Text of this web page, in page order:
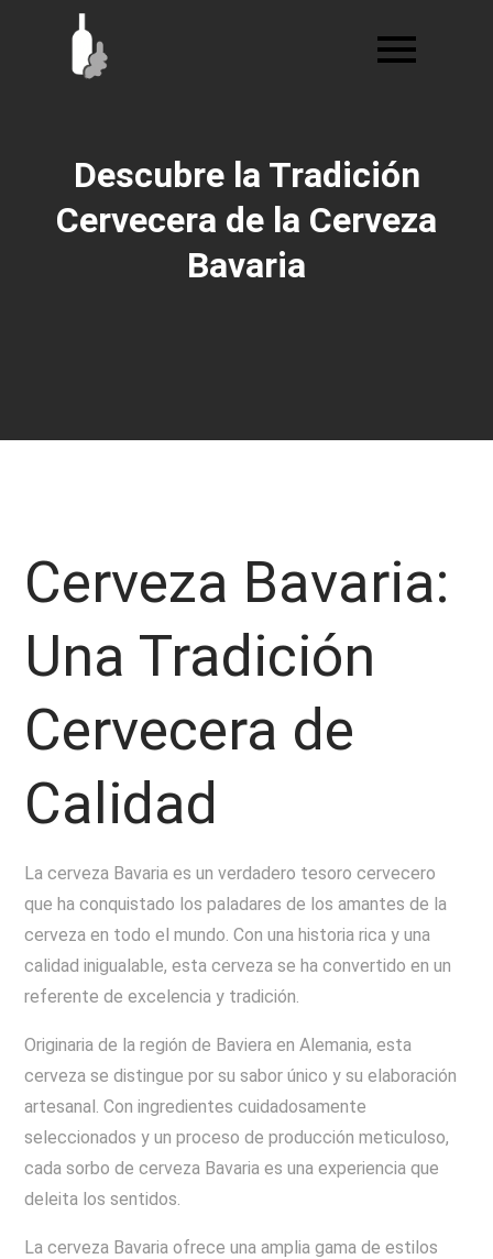
contenido
Descubre la Tradición
Cervecera de la Cerveza
Bavaria
Cerveza Bavaria:
Una Tradición
Cervecera de
Calidad
La cerveza Bavaria es un verdadero tesoro cervecero
que ha conquistado los paladares de los amantes de la
cerveza en todo el mundo. Con una historia rica y una
calidad inigualable, esta cerveza se ha convertido en un
referente de excelencia y tradición.
Originaria de la región de Baviera en Alemania, esta
cerveza se distingue por su sabor único y su elaboración
artesanal. Con ingredientes cuidadosamente
seleccionados y un proceso de producción meticuloso,
cada sorbo de cerveza Bavaria es una experiencia que
deleita los sentidos.
La cerveza Bavaria ofrece una amplia gama de estilos